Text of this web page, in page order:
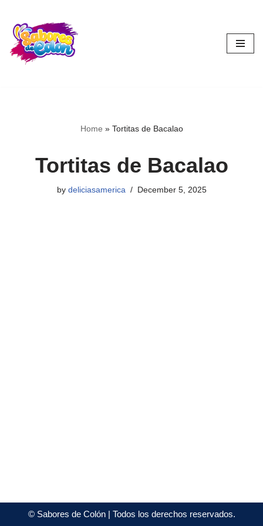
Skip
to
content
Home » Tortitas de Bacalao
Tortitas de Bacalao
by deliciasamerica December 5, 2025
©Sabores de Colón| Todos los derechos reservados.